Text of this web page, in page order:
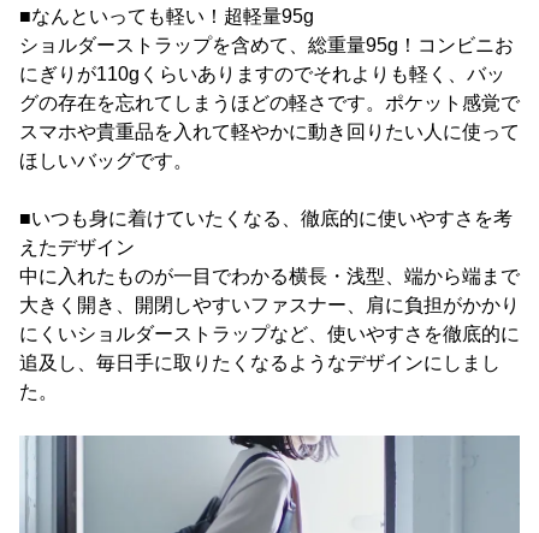
■なんといっても軽い！超軽量95g
ショルダーストラップを含めて、総重量95g！コンビニお
にぎりが110gくらいありますのでそれよりも軽く、バッ
グの存在を忘れてしまうほどの軽さです。ポケット感覚で
スマホや貴重品を入れて軽やかに動き回りたい人に使って
ほしいバッグです。
■いつも身に着けていたくなる、徹底的に使いやすさを考
えたデザイン
中に入れたものが一目でわかる横長・浅型、端から端まで
大きく開き、開閉しやすいファスナー、肩に負担がかかり
にくいショルダーストラップなど、使いやすさを徹底的に
追及し、毎日手に取りたくなるようなデザインにしまし
た。